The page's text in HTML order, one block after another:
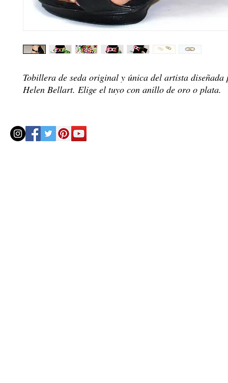
Tobillera de seda original y única del artista
Helen Bellart. Elige el tuyo con anillo de oro o plata.